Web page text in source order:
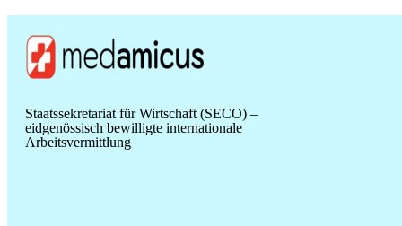
Staatssekretariat für Wirtschaft (SECO) –
eidgenössisch bewilligte internationale
Arbeitsvermittlung